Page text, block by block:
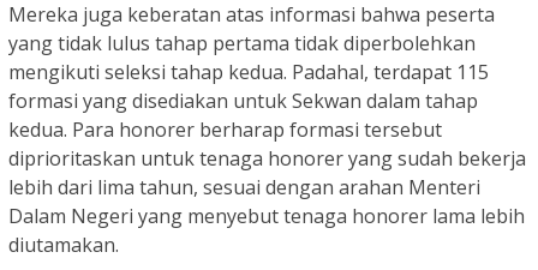
Mereka juga keberatan atas informasi bahwa peserta
yang tidak lulus tahap pertama tidak diperbolehkan
mengikuti seleksi tahap kedua. Padahal, terdapat 115
formasi yang disediakan untuk Sekwan dalam tahap
kedua. Para honorer berharap formasi tersebut
diprioritaskan untuk tenaga honorer yang sudah bekerja
lebih dari lima tahun, sesuai dengan arahan Menteri
Dalam Negeri yang menyebut tenaga honorer lama lebih
diutamakan.